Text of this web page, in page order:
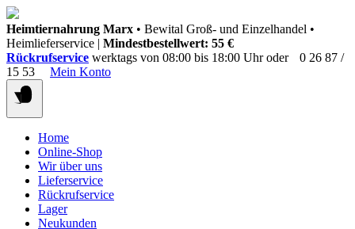
Springen
Sie
zum
Inhalt
Heimtiernahrung Marx • Bewital Groß- und Einzelhandel •
Heimlieferservice | Mindestbestellwert: 55 €
Rückrufservice werktags von 08:00 bis 18:00 Uhr oder
0 26 87 /
15 53
Mein Konto
Home
Online-Shop
Wir über uns
Lieferservice
Rückrufservice
Lager
Neukunden